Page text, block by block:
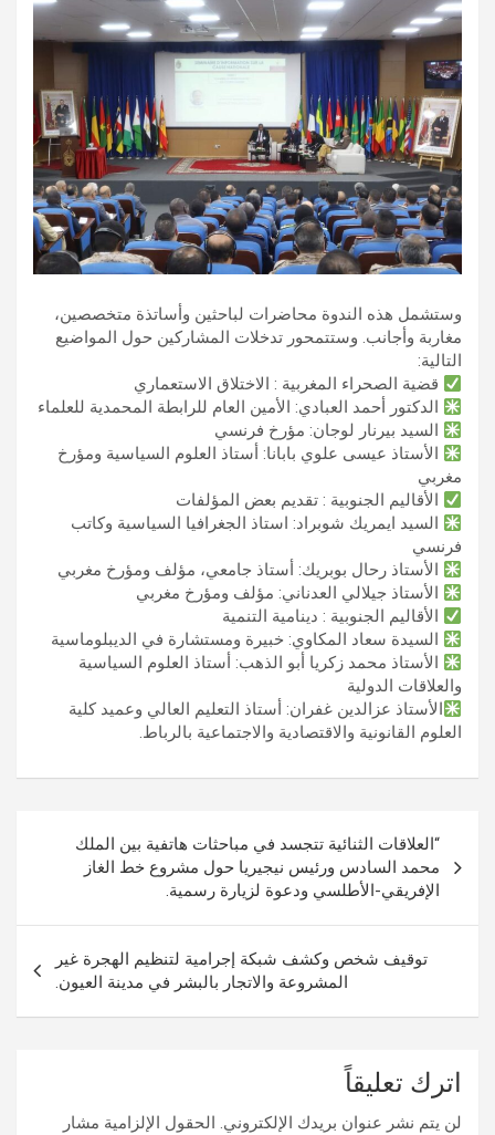
وستشمل هذه الندوة محاضرات لباحثين وأساتذة متخصصين،
مغاربة وأجانب. وستتمحور تدخلات المشاركين حول المواضيع
التالية:
قضية الصحراء المغربية : الاختلاق الاستعماري
الدكتور أحمد العبادي: الأمين العام للرابطة المحمدية للعلماء
السيد بيرنار لوجان: مؤرخ فرنسي
الأستاذ عيسى علوي بابانا: أستاذ العلوم السياسية ومؤرخ
مغربي
الأقاليم الجنوبية : تقديم بعض المؤلفات
السيد ايمريك شوبراد: استاذ الجغرافيا السياسية وكاتب
فرنسي
الأستاذ رحال بوبريك: أستاذ جامعي، مؤلف ومؤرخ مغربي
الأستاذ جيلالي العدناني: مؤلف ومؤرخ مغربي
الأقاليم الجنوبية : دينامية التنمية
السيدة سعاد المكاوي: خبيرة ومستشارة في الديبلوماسية
الأستاذ محمد زكريا أبو الذهب: أستاذ العلوم السياسية
والعلاقات الدولية
الأستاذ عزالدين غفران: أستاذ التعليم العالي وعميد كلية
العلوم القانونية والاقتصادية والاجتماعية بالرباط.
المقالات
“العلاقات الثنائية تتجسد في مباحثات هاتفية بين الملك
محمد السادس ورئيس نيجيريا حول مشروع خط الغاز
الإفريقي-الأطلسي ودعوة لزيارة رسمية.
توقيف شخص وكشف شبكة إجرامية لتنظيم الهجرة غير
المشروعة والاتجار بالبشر في مدينة العيون.
اترك تعليقاً
لن يتم نشر عنوان بريدك الإلكتروني. الحقول الإلزامية مشار